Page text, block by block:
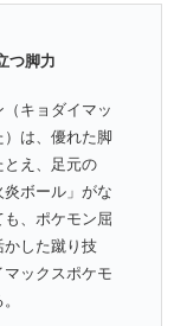
つ脚力
キョダイマッ
）は、優れた脚
とえ、足元の
炎ボール」がな
、ポケモン屈
した蹴り技
ックスポケモ